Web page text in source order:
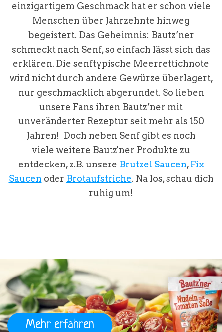
einzigartigem Geschmack hat er schon viele
Menschen über Jahrzehnte hinweg
begeistert. Das Geheimnis: Bautz‘ner
schmeckt nach Senf, so einfach lässt sich das
erklären. Die senftypische Meerrettichnote
wird nicht durch andere Gewürze überlagert,
nur geschmacklich abgerundet. So lieben
unsere Fans ihren Bautz’ner mit
unveränderter Rezeptur seit mehr als 150
Jahren! Doch neben Senf gibt es noch
viele weitere Bautz'ner Produkte zu
entdecken, z.B. unsere Brutzel Saucen,Fix
Saucen oder Brotaufstriche. Na los, schau dich
ruhig um!
Mehr erfahren